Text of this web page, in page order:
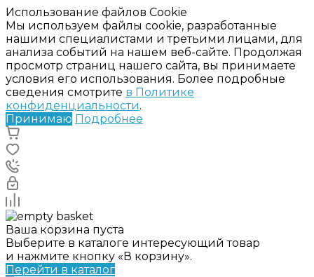
Использование файлов Cookie
Мы используем файлы cookie, разработанные
нашими специалистами и третьими лицами, для
анализа событий на нашем веб-сайте. Продолжая
просмотр страниц нашего сайта, вы принимаете
условия его использования. Более подробные
сведения смотрите в Политике
конфиденциальности.
Принимаю Подробнее
Ваша корзина пуста
Выберите в каталоге интересующий товар
и нажмите кнопку «В корзину».
Перейти в каталог